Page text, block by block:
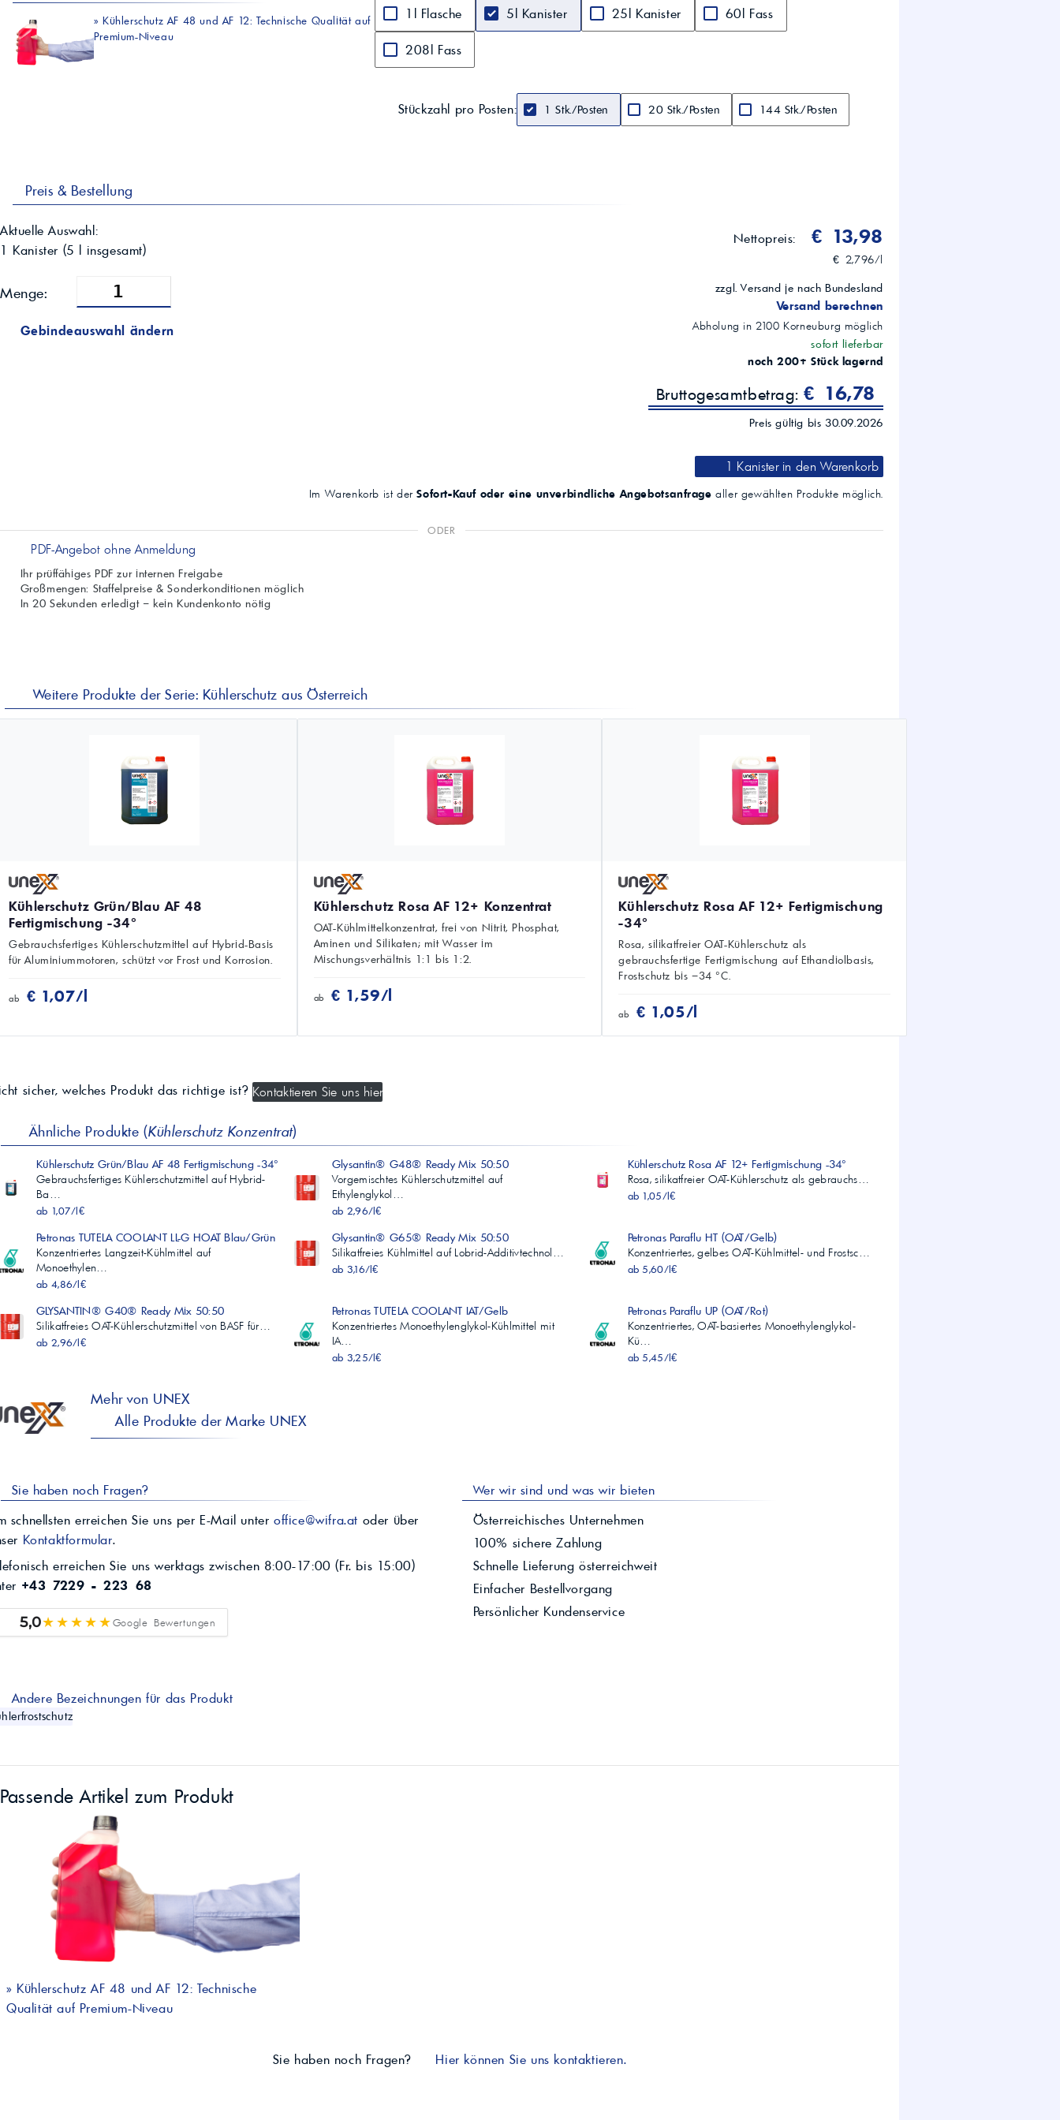
» Kühlerschutz AF 48 und AF 12: Technische Qualität auf
Premium-Niveau
1l Flasche 5l Kanister 25l Kanister 60l Fass
208l Fass
Stückzahl pro Posten: 1 Stk./Posten 20 Stk./Posten 144 Stk./Posten
Preis & Bestellung
Aktuelle Auswahl:
1 Kanister (5 l insgesamt)
Menge:
Gebindeauswahl ändern
Nettopreis: € 13,98
€ 2,796/l
zzgl. Versand je nach Bundesland
Versand berechnen
Abholung in2100 Korneuburg möglich
sofort lieferbar
noch 200+ Stück lagernd
Bruttogesamtbetrag: € 16,78
Preis gültig bis 30.09.2026
1 Kanisterin den Warenkorb
Im Warenkorb ist derSofort-Kauf oder eine unverbindliche Angebotsanfrage aller gewählten Produkte möglich.
ODER
PDF-Angebot ohne Anmeldung
Ihr prüffähiges PDF zur internen Freigabe
Großmengen: Staffelpreise & Sonderkonditionen möglich
In 20 Sekunden erledigt – kein Kundenkonto nötig
Weitere Produkte der Serie: Kühlerschutz aus Österreich
Kühlerschutz Grün/Blau AF 48
Fertigmischung -34°
Gebrauchsfertiges Kühlerschutzmittel auf Hybrid-Basis
für Aluminiummotoren, schützt vor Frost und Korrosion.
ab € 1,07/l
Kühlerschutz Rosa AF 12+ Konzentrat
OAT-Kühlmittelkonzentrat, frei von Nitrit, Phosphat,
Aminen und Silikaten; mit Wasser im
Mischungsverhältnis 1:1 bis 1:2.
ab € 1,59/l
Kühlerschutz Rosa AF 12+ Fertigmischung
-34°
Rosa, silikatfreier OAT-Kühlerschutz als
gebrauchsfertige Fertigmischung auf Ethandiolbasis,
Frostschutz bis −34 °C.
ab € 1,05/l
sicher, welches Produkt das richtige ist? Kontaktieren Sie uns hier
Ähnliche Produkte (Kühlerschutz Konzentrat)
Kühlerschutz Grün/Blau AF 48 Fertigmischung -34°
Gebrauchsfertiges Kühlerschutzmittel auf Hybrid-
Ba…
ab 1,07/l€
Glysantin® G48® Ready Mix 50:50
Vorgemischtes Kühlerschutzmittel auf
Ethylenglykol…
ab 2,96/l€
Kühlerschutz Rosa AF 12+ Fertigmischung -34°
Rosa, silikatfreier OAT-Kühlerschutz als gebrauchs…
ab 1,05/l€
Petronas TUTELA COOLANT LL-G HOAT Blau/Grün
Konzentriertes Langzeit-Kühlmittel auf
Monoethylen…
ab 4,86/l€
Glysantin® G65® Ready Mix 50:50
Silikatfreies Kühlmittel auf Lobrid-Additivtechnol…
ab 3,16/l€
Petronas Paraflu HT (OAT/Gelb)
Konzentriertes, gelbes OAT-Kühlmittel- und Frostsc…
ab 5,60/l€
GLYSANTIN® G40® Ready Mix 50:50
Silikatfreies OAT-Kühlerschutzmittel von BASF für…
ab 2,96/l€
Petronas TUTELA COOLANT IAT/Gelb
Konzentriertes Monoethylenglykol-Kühlmittel mit
IA…
ab 3,25/l€
Petronas Paraflu UP (OAT/Rot)
Konzentriertes, OAT-basiertes Monoethylenglykol-
Kü…
ab 5,45/l€
Mehr von UNEX
Alle Produkte der Marke UNEX
Sie haben noch Fragen?
schnellsten erreichen Sie uns per E-Mail unteroffice@wifra.at oder über
Kontaktformular.
erreichen Sie uns werktags zwischen 8:00-17:00 (Fr. bis 15:00)
+43 7229 - 223 68
5,0★★★★★Google Bewertungen
Wer wir sind und was wir bieten
Österreichisches Unternehmen
100% sichere Zahlung
Schnelle Lieferung österreichweit
Einfacher Bestellvorgang
Persönlicher Kundenservice
Andere Bezeichnungen für das Produkt
Passende Artikel zum Produkt
» Kühlerschutz AF 48 und AF 12: Technische
Qualität auf Premium-Niveau
Sie haben noch Fragen? Hier können Sie uns kontaktieren.